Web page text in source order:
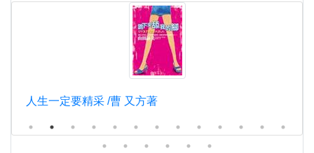
人生一定要精采 /曹 又方著